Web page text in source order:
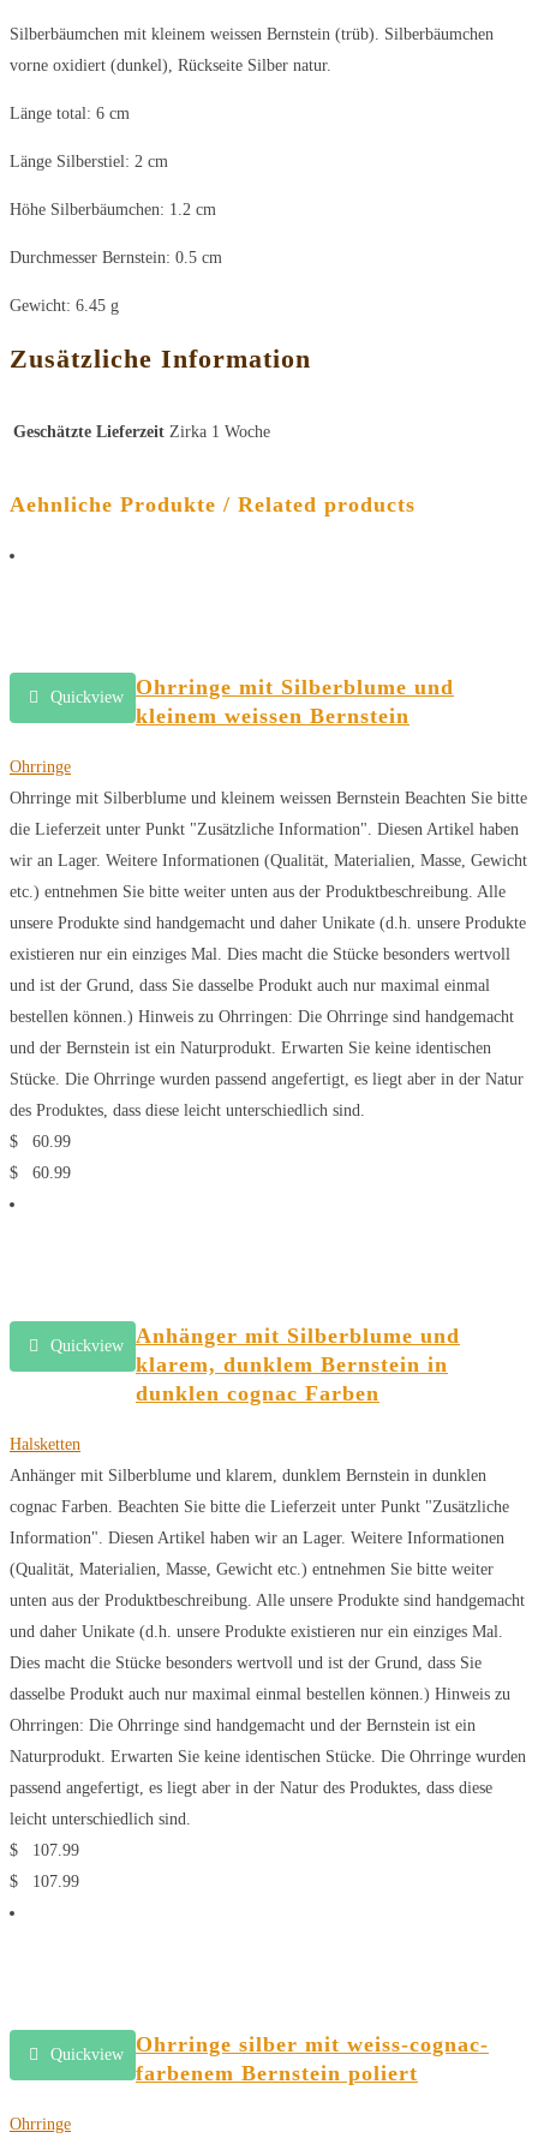
Silberbäumchen mit kleinem weissen Bernstein (trüb). Silberbäumchen
vorne oxidiert (dunkel), Rückseite Silber natur.
Länge total: 6 cm
Länge Silberstiel: 2 cm
Höhe Silberbäumchen: 1.2 cm
Durchmesser Bernstein: 0.5 cm
Gewicht: 6.45 g
Zusätzliche Information
Geschätzte Lieferzeit Zirka 1 Woche
Aehnliche Produkte / Related products
Quickview
Ohrringe mit Silberblume und
kleinem weissen Bernstein
Ohrringe
Ohrringe mit Silberblume und kleinem weissen Bernstein Beachten Sie bitte
die Lieferzeit unter Punkt "Zusätzliche Information". Diesen Artikel haben
wir an Lager. Weitere Informationen (Qualität, Materialien, Masse, Gewicht
etc.) entnehmen Sie bitte weiter unten aus der Produktbeschreibung. Alle
unsere Produkte sind handgemacht und daher Unikate (d.h. unsere Produkte
existieren nur ein einziges Mal. Dies macht die Stücke besonders wertvoll
und ist der Grund, dass Sie dasselbe Produkt auch nur maximal einmal
bestellen können.) Hinweis zu Ohrringen: Die Ohrringe sind handgemacht
und der Bernstein ist ein Naturprodukt. Erwarten Sie keine identischen
Stücke. Die Ohrringe wurden passend angefertigt, es liegt aber in der Natur
des Produktes, dass diese leicht unterschiedlich sind.
$
60.99
$
60.99
Quickview
Anhänger mit Silberblume und
klarem, dunklem Bernstein in
dunklen cognac Farben
Halsketten
Anhänger mit Silberblume und klarem, dunklem Bernstein in dunklen
cognac Farben. Beachten Sie bitte die Lieferzeit unter Punkt "Zusätzliche
Information". Diesen Artikel haben wir an Lager. Weitere Informationen
(Qualität, Materialien, Masse, Gewicht etc.) entnehmen Sie bitte weiter
unten aus der Produktbeschreibung. Alle unsere Produkte sind handgemacht
und daher Unikate (d.h. unsere Produkte existieren nur ein einziges Mal.
Dies macht die Stücke besonders wertvoll und ist der Grund, dass Sie
dasselbe Produkt auch nur maximal einmal bestellen können.) Hinweis zu
Ohrringen: Die Ohrringe sind handgemacht und der Bernstein ist ein
Naturprodukt. Erwarten Sie keine identischen Stücke. Die Ohrringe wurden
passend angefertigt, es liegt aber in der Natur des Produktes, dass diese
leicht unterschiedlich sind.
$
107.99
$
107.99
Quickview
Ohrringe silber mit weiss-cognac-
farbenem Bernstein poliert
Ohrringe